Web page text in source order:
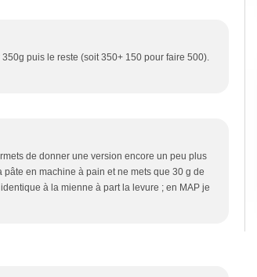
puis le reste (soit 350+ 150 pour faire 500).
de donner une version encore un peu plus
en machine à pain et ne mets que 30 g de
à la mienne à part la levure ; en MAP je